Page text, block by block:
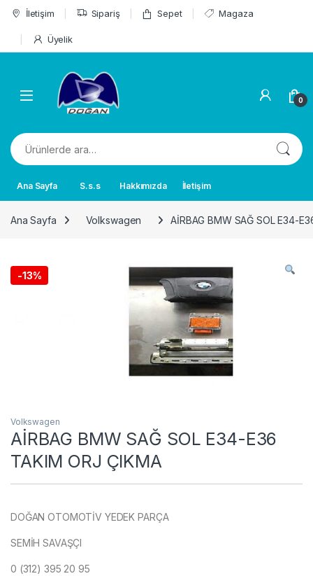
Skip to navigation
Skip to content
İletişim Sipariş Sepet Magaza
Üyelik
0
Ara:
Ana Sayfa S.s.s Hakkımızda İletişim
Ana Sayfa Volkswagen AİRBAG BMW SAĞ SOL E34-
-13%
Volkswagen
AİRBAG BMW SAĞ SOL E34-E36
TAKIM ORJ ÇIKMA
DOĞAN OTOMOTİV YEDEK PARÇA
SEMİH SAVAŞÇI
0 (312) 395 20 95